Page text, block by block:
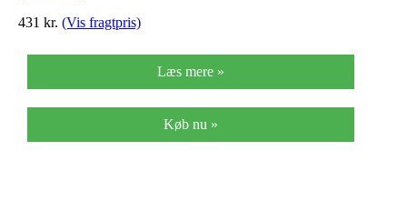
500stk/pak
431 kr. (Vis fragtpris)
Læs mere »
Køb nu »